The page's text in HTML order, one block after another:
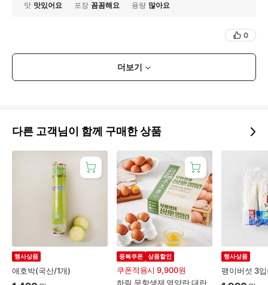
맛 맛있어요 포장 꼼꼼해요 용량 많아요
0
더보기
다른 고객님이 함께 구매한 상품
애호박(국산/1개)
행사상품
하림 무항생제 영양란 대란
중복쿠폰 상품할인
쿠폰적용시 9,900원 팽이버섯 3
행사상품